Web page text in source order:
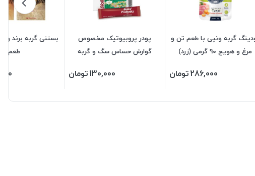
گربه ونپی با طعم تن و
مرغ و هویج 90 گرمی (زرد)
286,000تومان
پودر پروبیوتیک مخصوص
گوارش حساس سگ و گربه
گرمی)
130,000تومان
طعم